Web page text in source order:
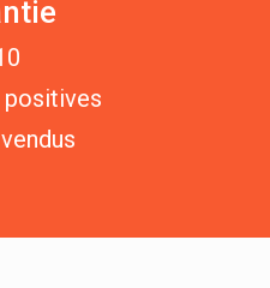
positives